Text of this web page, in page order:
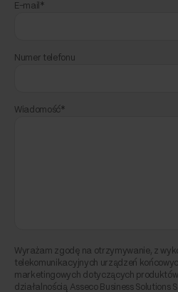
E-mail*
Numer telefonu
Wiadomość*
Wyrażam zgodę na otrzymywanie, z
telekomunikacyjnych urządzeń
marketingowych dotyczących produktów
działalnością Asseco Business Solutions